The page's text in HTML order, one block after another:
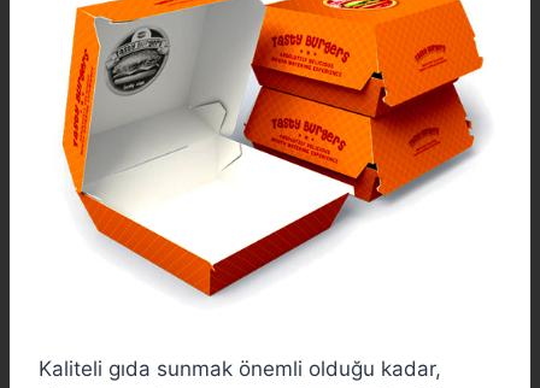
Kaliteli gıda sunmak önemli olduğu kadar,